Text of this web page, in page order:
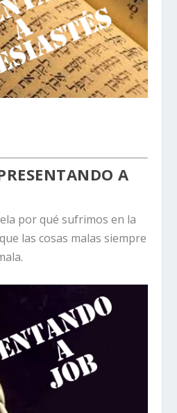
A
por qué sufrimos en la
las cosas malas siempre